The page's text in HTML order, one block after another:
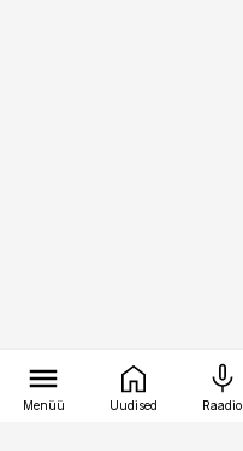
Menüü Uudised Raadio